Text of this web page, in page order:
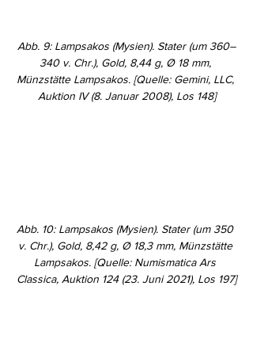
Abb. 9: Lampsakos (Mysien). Stater (um 360–
340 v. Chr.), Gold, 8,44 g, Ø 18 mm,
Münzstätte Lampsakos. [Quelle: Gemini, LLC,
Auktion IV (8. Januar 2008), Los 148]
Abb. 10: Lampsakos (Mysien). Stater (um 350
v. Chr.), Gold, 8,42 g, Ø 18,3 mm, Münzstätte
Lampsakos. [Quelle: Numismatica Ars
Classica, Auktion 124 (23. Juni 2021), Los 197]